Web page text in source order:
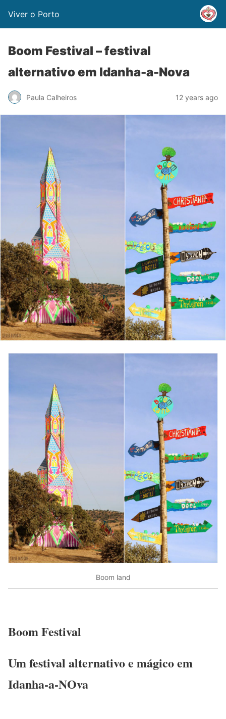
Viver o Porto
Boom Festival – festival
alternativo em Idanha-a-Nova
Paula Calheiros 12 years ago
Boom land
Boom Festival
Um festival alternativo e mágico em
Idanha-a-NOva